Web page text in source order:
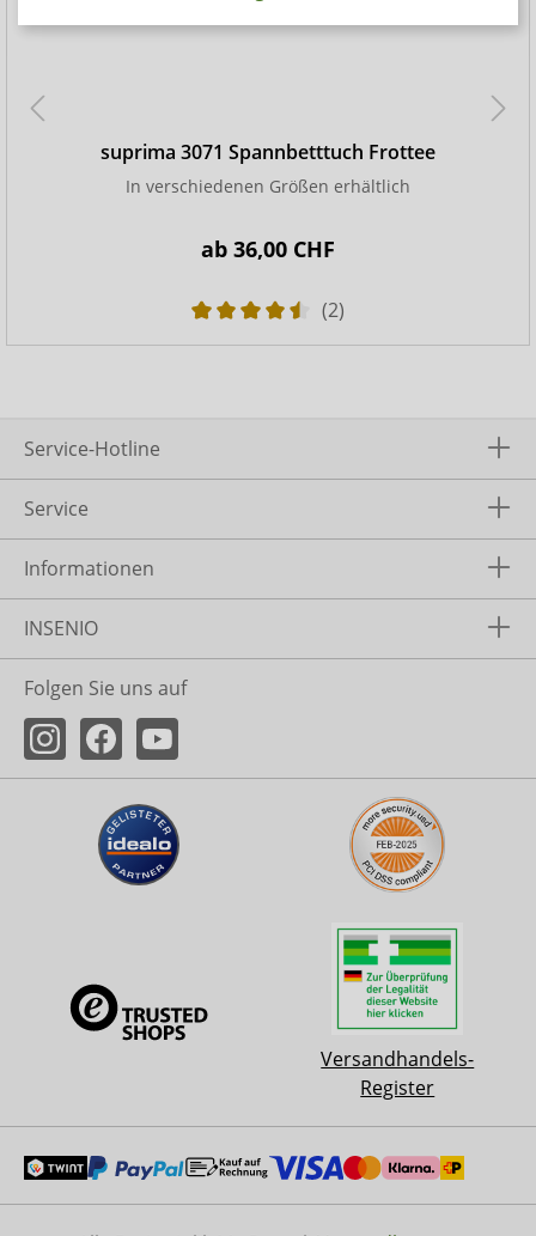
suprima 3071 Spannbetttuch Frottee
In verschiedenen Größen erhältlich
ab 36,00 CHF
(2)
Service-Hotline
Service
Informationen
INSENIO
Folgen Sie uns auf
Versandhandels-
Register